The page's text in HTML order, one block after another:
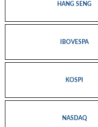
HANG SENG
IBOVESPA
KOSPI
NASDAQ